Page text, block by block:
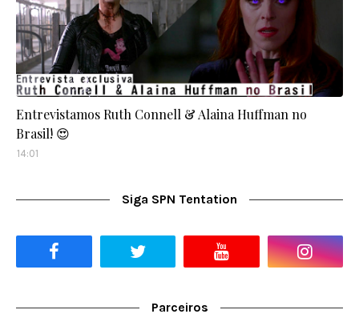
Entrevistamos Ruth Connell & Alaina Huffman no
Brasil! 😍
14:01
Siga SPN Tentation
Parceiros